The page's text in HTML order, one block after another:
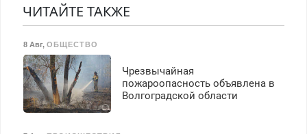
Недорого. Без выходных.
ЧИТАЙТЕ ТАКЖЕ
8 Авг, ОБЩЕСТВО
Чрезвычайная
пожароопасность объявлена в
Волгоградской области